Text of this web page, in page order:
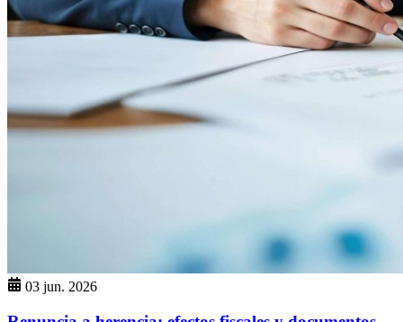
03 jun. 2026